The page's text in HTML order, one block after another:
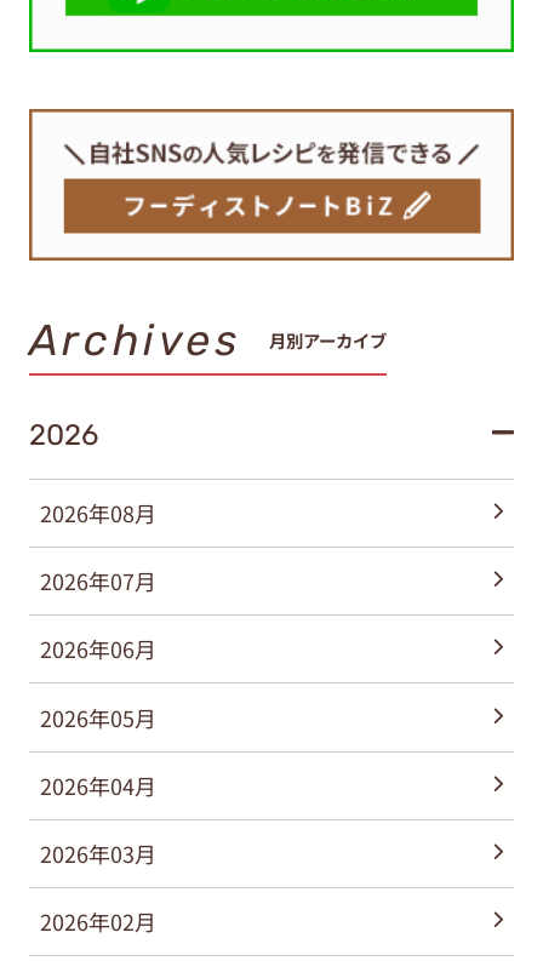
Archives 月別アーカイブ
2026
2026年08月
2026年07月
2026年06月
2026年05月
2026年04月
2026年03月
2026年02月